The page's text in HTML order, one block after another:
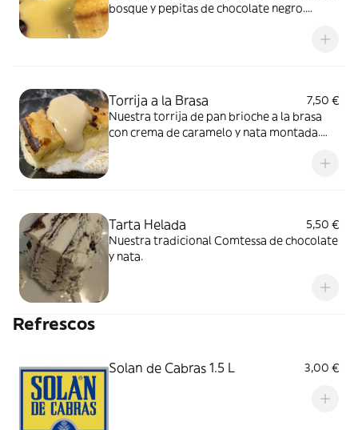
bosque y pepitas de chocolate negro.
Torrija a la Brasa
7,50 €
Nuestra torrija de pan brioche a la brasa
con crema de caramelo y nata montada.
Tarta Helada
5,50 €
Nuestra tradicional Comtessa de chocolate
y nata.
Refrescos
Solan de Cabras 1.5 L 3,00 €